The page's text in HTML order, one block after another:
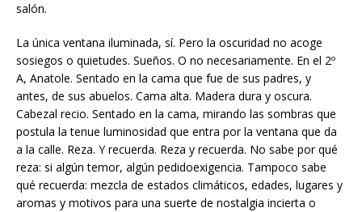
salón.
La única ventana iluminada, sí. Pero la oscuridad no acoge
sosiegos o quietudes. Sueños. O no necesariamente. En el 2º
A, Anatole. Sentado en la cama que fue de sus padres, y
antes, de sus abuelos. Cama alta. Madera dura y oscura.
Cabezal recio. Sentado en la cama, mirando las sombras que
postula la tenue luminosidad que entra por la ventana que da
a la calle. Reza. Y recuerda. Reza y recuerda. No sabe por qué
reza: si algún temor, algún pedidoexigencia. Tampoco sabe
qué recuerda: mezcla de estados climáticos, edades, lugares y
aromas y motivos para una suerte de nostalgia incierta o